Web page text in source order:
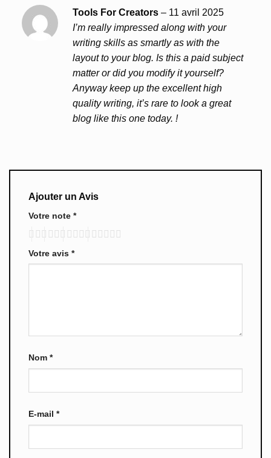
Tools For Creators – 11 avril 2025
I’m really impressed along with your
writing skills as smartly as with the
layout to your blog. Is this a paid subject
matter or did you modify it yourself?
Anyway keep up the excellent high
quality writing, it’s rare to look a great
blog like this one today. !
Ajouter un Avis
Votre note *
Votre avis *
Nom *
E-mail *